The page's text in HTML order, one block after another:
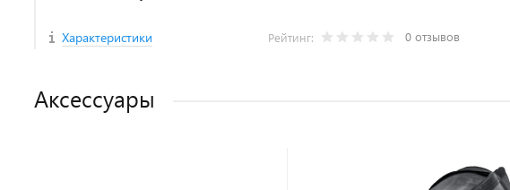
Характеристики Рейтинг: 0 отзывов
Аксессуары